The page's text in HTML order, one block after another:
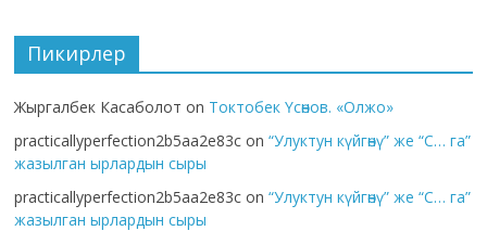
Пикирлер
Жыргалбек Касаболот on Токтобек Үсөнов. «Олжо»
practicallyperfection2b5aa2e83c on“Улуктун күйгөнү” же “С… га”
жазылган ырлардын сыры
practicallyperfection2b5aa2e83c on“Улуктун күйгөнү” же “С… га”
жазылган ырлардын сыры